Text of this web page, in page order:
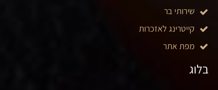
בלוג
שירותי בר
קייטרינג לאזכרות
מפת אתר